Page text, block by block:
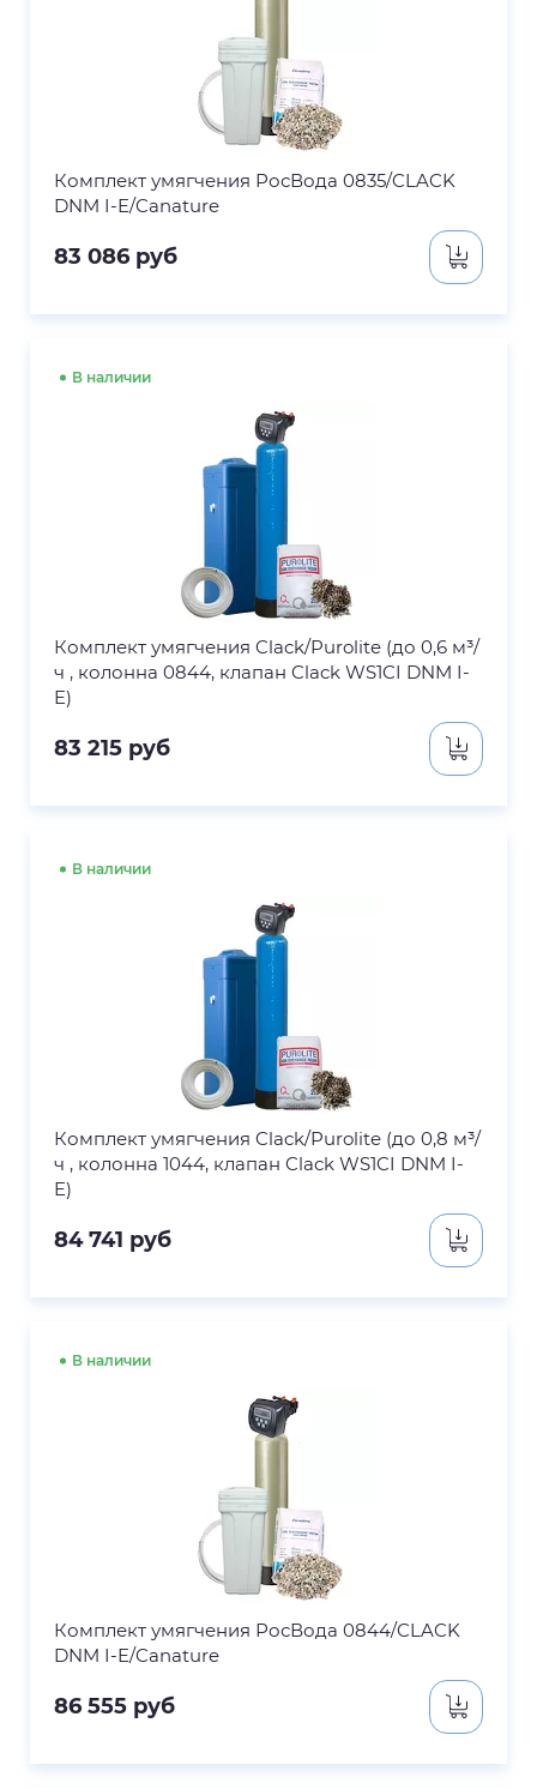
Комплект умягчения РосВода 0835/CLACK
DNM I-E/Canature
83 086 руб
В наличии
Комплект умягчения Clack/Purolite (до 0,6 м³/
ч , колонна 0844, клапан Clack WS1CI DNM I-
E)
83 215 руб
В наличии
Комплект умягчения Clack/Purolite (до 0,8 м³/
ч , колонна 1044, клапан Clack WS1CI DNM I-
E)
84 741 руб
В наличии
Комплект умягчения РосВода 0844/CLACK
DNM I-E/Canature
86 555 руб